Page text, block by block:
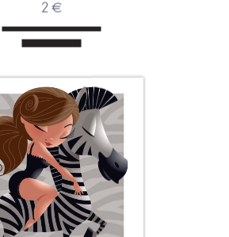
2 €